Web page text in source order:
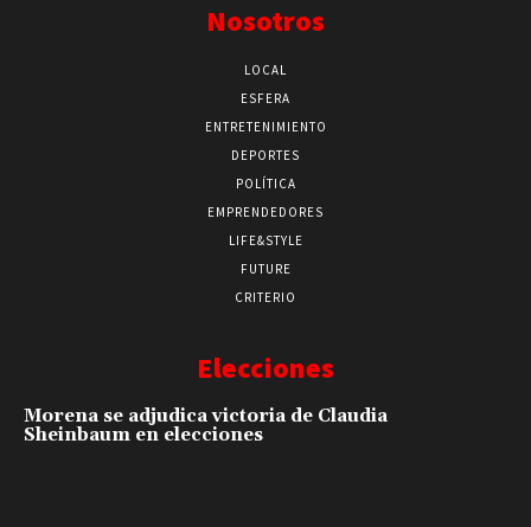
Nosotros
LOCAL
ESFERA
ENTRETENIMIENTO
DEPORTES
POLÍTICA
EMPRENDEDORES
LIFE&STYLE
FUTURE
CRITERIO
Elecciones
Morena se adjudica victoria de Claudia
Sheinbaum en elecciones